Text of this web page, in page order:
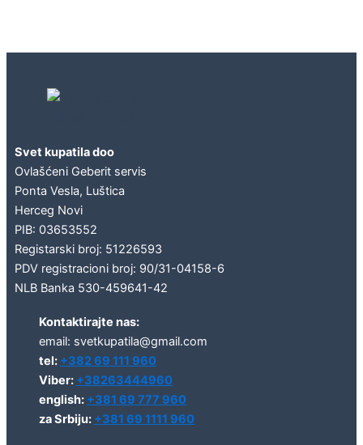
Svet kupatila doo
Ovlašćeni Geberit servis
Ponta Vesla, Luštica
Herceg Novi
PIB: 03653552
Registarski broj: 51226593
PDV registracioni broj: 90/31-04158-6
NLB Banka 530-459641-42
Kontaktirajte nas:
email: svetkupatila@gmail.com
tel: +382 69 111 960
Viber: +38263444960
english: +381 69 777 960
za Srbiju: +381 69 1111 960